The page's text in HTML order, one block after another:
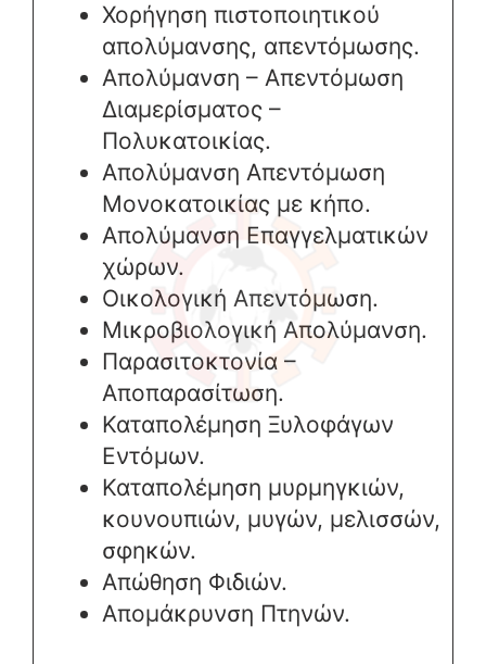
Χορήγηση πιστοποιητικού
απολύμανσης, απεντόμωσης.
Απολύμανση – Απεντόμωση
Διαμερίσματος –
Πολυκατοικίας.
Απολύμανση Απεντόμωση
Μονοκατοικίας με κήπο.
Απολύμανση Επαγγελματικών
χώρων.
Οικολογική Απεντόμωση.
Μικροβιολογική Απολύμανση.
Παρασιτοκτονία –
Αποπαρασίτωση.
Καταπολέμηση Ξυλοφάγων
Εντόμων.
Καταπολέμηση μυρμηγκιών,
κουνουπιών, μυγών, μελισσών,
σφηκών.
Απώθηση Φιδιών.
Απομάκρυνση Πτηνών.